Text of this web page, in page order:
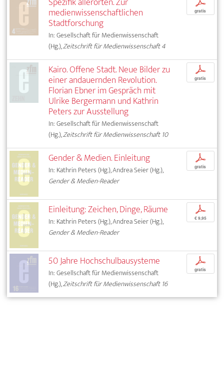
medienwissenschaftlichen
Stadtforschung
In: Gesellschaft für Medienwissenschaft
(Hg.),Zeitschrift für Medienwissenschaft 4
p
gratis
Kairo. Offene Stadt. Neue Bilder zu
einer andauernden Revolution.
Florian Ebner im Gespräch mit
Ulrike Bergermann und Kathrin
Peters zur Ausstellung
In: Gesellschaft für Medienwissenschaft
(Hg.),Zeitschrift für Medienwissenschaft 10
p
gratis
Gender & Medien. Einleitung
In: Kathrin Peters (Hg.), Andrea Seier (Hg.),
Gender & Medien-Reader
p
gratis
Einleitung: Zeichen, Dinge, Räume
In: Kathrin Peters (Hg.), Andrea Seier (Hg.),
Gender & Medien-Reader
p
€ 9,95
50 Jahre Hochschulbausysteme
In: Gesellschaft für Medienwissenschaft
(Hg.),Zeitschrift für Medienwissenschaft 16
p
gratis